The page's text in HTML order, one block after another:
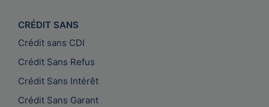
CRÉDIT SANS
Crédit sans CDI
Crédit Sans Refus
Crédit Sans Intérêt
Crédit Sans Garant